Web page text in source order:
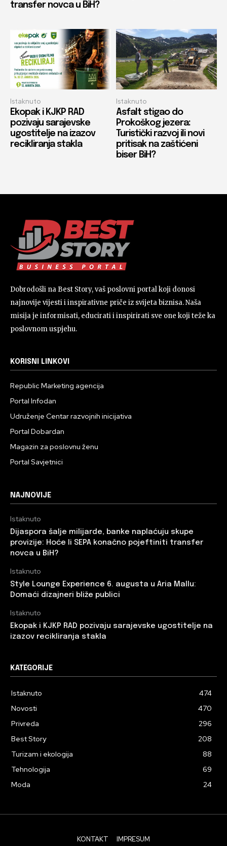
transfer novca u BiH?
Istaknuto
Ekopak i KJKP RAD
pozivaju sarajevske
ugostitelje na izazov
recikliranja stakla
Istaknuto
Asfalt stigao do
Prokoškog jezera:
Turistički razvoj ili novi
pritisak na zaštićeni
biser BiH?
Dobrodošli na Best Story, vaš poslovni portal koji donosi
najnovije vijesti i inspirativne priče iz svijeta biznisa. Naša
misija je informisati, educirati i inspirirati sve one koji teže ka
poslovnom uspjehu.
KORISNI LINKOVI
Republic Marketing agencija
Portal Infodan
Udruženje Centar razvojnih inicijativa
Portal Dobardan
Magazin za poslovnu ženu
Portal Savjetnici
NAJNOVIJE
Istaknuto
Dijaspora šalje milijarde, banke naplaćuju skupe
provizije: Hoće li SEPA konačno pojeftiniti transfer
novca u BiH?
Istaknuto
Style Lounge Experience 6. augusta u Aria Mallu:
Domaći dizajneri bliže publici
Istaknuto
Ekopak i KJKP RAD pozivaju sarajevske ugostitelje na
izazov recikliranja stakla
KATEGORIJE
Istaknuto
474
Novosti
470
Privreda
296
Best Story
208
Turizam i ekologija
88
Tehnologija
69
Moda
24
KONTAKT IMPRESUM